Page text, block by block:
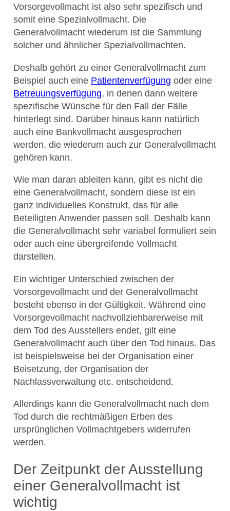
Vorsorgevollmacht ist also sehr spezifisch und
somit eine Spezialvollmacht. Die
Generalvollmacht wiederum ist die Sammlung
solcher und ähnlicher Spezialvollmachten.
Deshalb gehört zu einer Generalvollmacht zum
Beispiel auch eine Patientenverfügung oder eine
Betreuungsverfügung, in denen dann weitere
spezifische Wünsche für den Fall der Fälle
hinterlegt sind. Darüber hinaus kann natürlich
auch eine Bankvollmacht ausgesprochen
werden, die wiederum auch zur Generalvollmacht
gehören kann.
Wie man daran ableiten kann, gibt es nicht die
eine Generalvollmacht, sondern diese ist ein
ganz individuelles Konstrukt, das für alle
Beteiligten Anwender passen soll. Deshalb kann
die Generalvollmacht sehr variabel formuliert sein
oder auch eine übergreifende Vollmacht
darstellen.
Ein wichtiger Unterschied zwischen der
Vorsorgevollmacht und der Generalvollmacht
besteht ebenso in der Gültigkeit. Während eine
Vorsorgevollmacht nachvollziehbarerweise mit
dem Tod des Ausstellers endet, gilt eine
Generalvollmacht auch über den Tod hinaus. Das
ist beispielsweise bei der Organisation einer
Beisetzung, der Organisation der
Nachlassverwaltung etc. entscheidend.
Allerdings kann die Generalvollmacht nach dem
Tod durch die rechtmäßigen Erben des
ursprünglichen Vollmachtgebers widerrufen
werden.
Der Zeitpunkt der Ausstellung
einer Generalvollmacht ist
wichtig